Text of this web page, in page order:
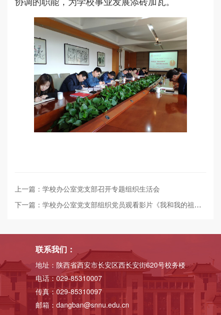
上一篇：学校办公室党支部召开专题组织生活会
下一篇：学校办公室党支部组织党员观看影片《我和我的祖国》
联系我们：
地址：陕西省西安市长安区西长安街620号校务楼
电话：029-85310007
传真：029-85310097
邮箱：dangban@snnu.edu.cn